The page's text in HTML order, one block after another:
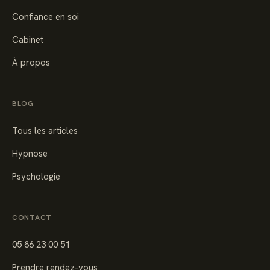
Confiance en soi
Cabinet
À propos
BLOG
Tous les articles
Hypnose
Psychologie
CONTACT
05 86 23 00 51